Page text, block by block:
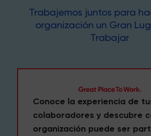
Trabajemos juntos para
organización un Gran
Trabajar
Conoce la experiencia de
colaboradores y descubre
organización puede ser